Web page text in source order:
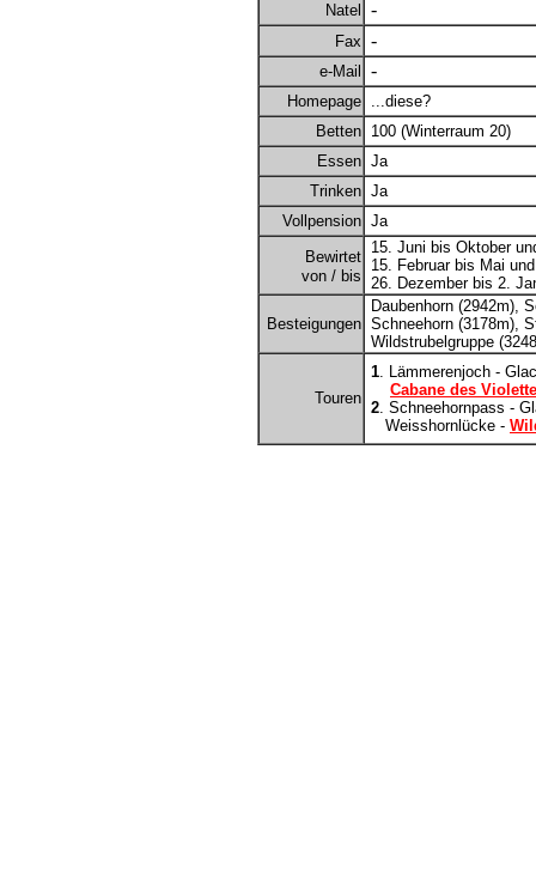
Natel
-
Fax -
e-Mail -
Homepage ...diese?
Betten 100 (Winterraum 20)
Essen Ja
Trinken Ja
Vollpension Ja
Bewirtet
von / bis
15. Juni bis Oktober
15. Februar bis Mai und
26. Dezember bis 2.
Besteigungen
Daubenhorn (2942m),
Schneehorn (3178m),
Wildstrubelgruppe
Touren
1. Lämmerenjoch -
Cabane des
2. Schneehornpass -
Weisshornlücke -